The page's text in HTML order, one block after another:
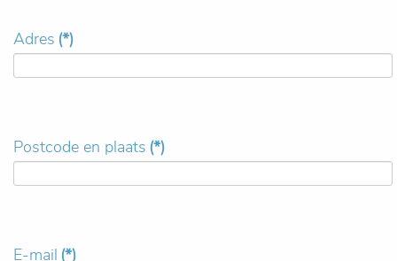
Adres (*)
Postcode en plaats (*)
E-mail (*)